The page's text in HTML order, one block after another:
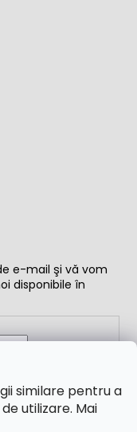
similare pentru a
utilizare. Mai
e-mail şi vă vom
disponibile în